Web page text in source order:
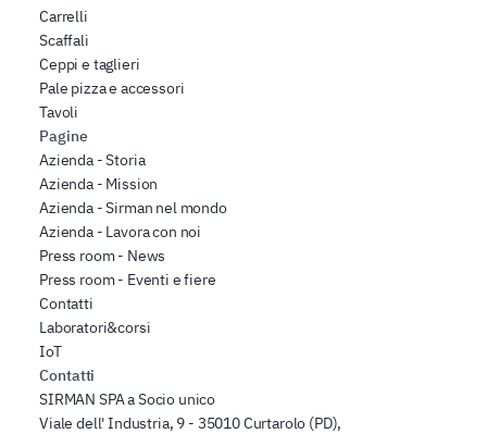
Carrelli
Scaffali
Ceppi e taglieri
Pale pizza e accessori
Tavoli
Pagine
Azienda - Storia
Azienda - Mission
Azienda - Sirman nel mondo
Azienda - Lavora con noi
Press room - News
Press room - Eventi e fiere
Contatti
Laboratori&corsi
IoT
Contatti
SIRMAN SPA a Socio unico
Viale dell' Industria, 9 - 35010 Curtarolo (PD),